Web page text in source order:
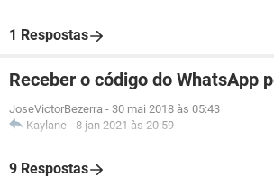
1 Respostas
Receber o código do WhatsApp
JoseVictorBezerra - 30 mai 2018 às 05:43
Kaylane - 8 jan 2021 às 20:59
9 Respostas